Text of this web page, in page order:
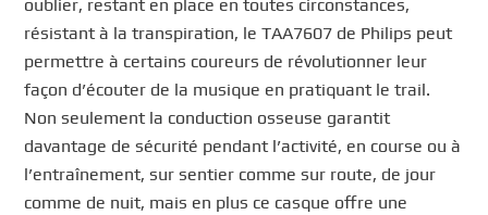
oublier, restant en place en toutes circonstances,
résistant à la transpiration, le TAA7607 de Philips peut
permettre à certains coureurs de révolutionner leur
façon d’écouter de la musique en pratiquant le trail.
Non seulement la conduction osseuse garantit
davantage de sécurité pendant l’activité, en course ou à
l’entraînement, sur sentier comme sur route, de jour
comme de nuit, mais en plus ce casque offre une